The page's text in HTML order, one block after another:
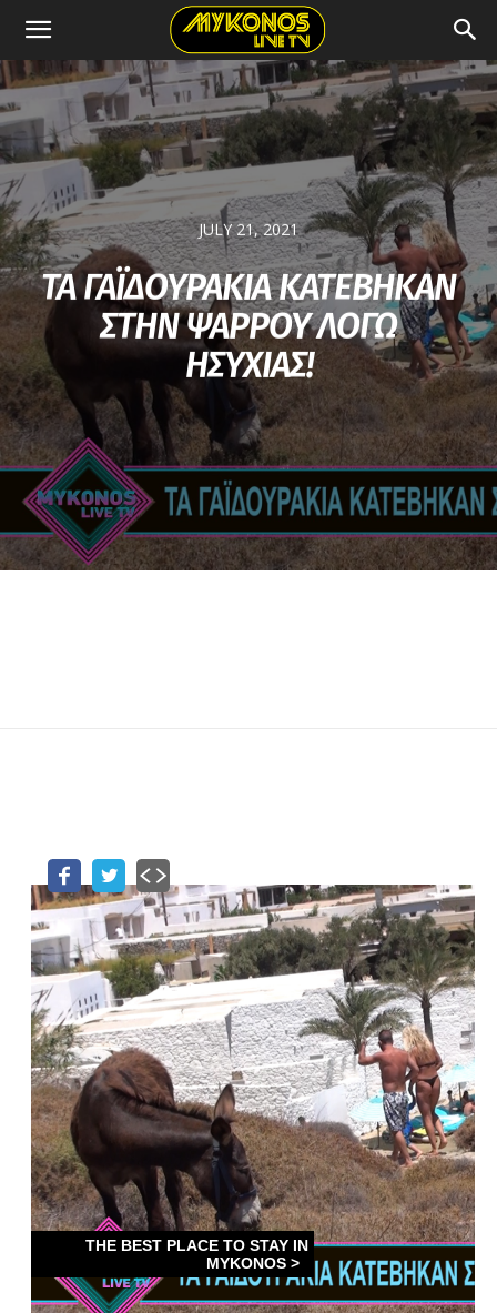
JULY 21, 2021
ΤΑ ΓΑΪΔΟΥΡΑΚΙΑ ΚΑΤΕΒΗΚΑΝ
ΣΤΗΝ ΨΑΡΡΟΥ ΛΟΓΩ
ΗΣΥΧΙΑΣ!